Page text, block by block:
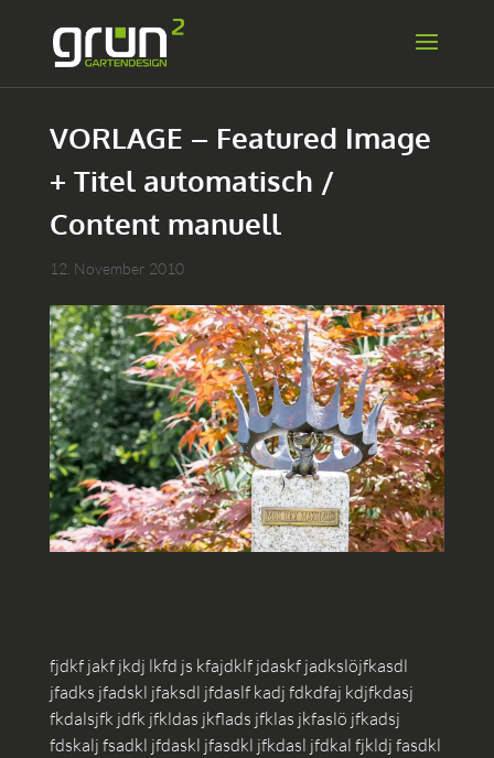
VORLAGE – Featured Image
+ Titel automatisch /
Content manuell
12. November 2010
fjdkf jakf jkdj lkfd js kfajdklf jdaskf jadkslöjfkasdl
jfadks jfadskl jfaksdl jfdaslf kadj fdkdfaj kdjfkdasj
fkdalsjfk jdfk jfkldas jkflads jfklas jkfaslö jfkadsj
fdskalj fsadkl jfdaskl jfasdkl jfkdasl jfdkal fjkldj fasdkl